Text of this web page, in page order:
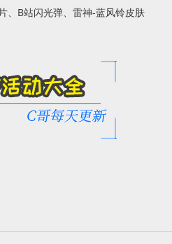
、B站闪光弹、雷神-蓝风铃皮肤